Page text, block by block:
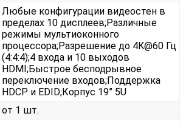
Любые конфигурации видеостен в
пределах 10 дисплеев;Различные
режимы мультиоконного
процессора;Разрешение до 4K@60 Гц
(4:4:4);4 входа и 10 выходов
HDMI;Быстрое бесподрывное
переключение входов;Поддержка
HDCP и EDID;Корпус 19” 5U
от 1 шт.